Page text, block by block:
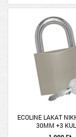
ECOLINE LAKAT
30MM +3